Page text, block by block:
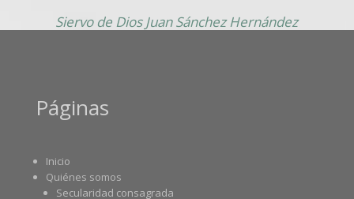
Siervo de Dios Juan Sánchez Hernández
Páginas
Inicio
Quiénes somos
Secularidad consagrada